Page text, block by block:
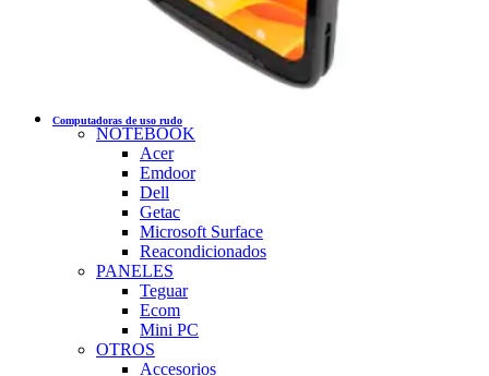
Computadoras de uso rudo
NOTEBOOK
Acer
Emdoor
Dell
Getac
Microsoft Surface
Reacondicionados
PANELES
Teguar
Ecom
Mini PC
OTROS
Accesorios